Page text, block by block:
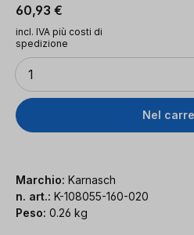
Prezzo normale:
60,93 €
incl. IVA più costi di
spedizione
Quantità
1
Nel
Marchio: Karnasch
n. art.: K-108055-160-020
Peso: 0.26 kg